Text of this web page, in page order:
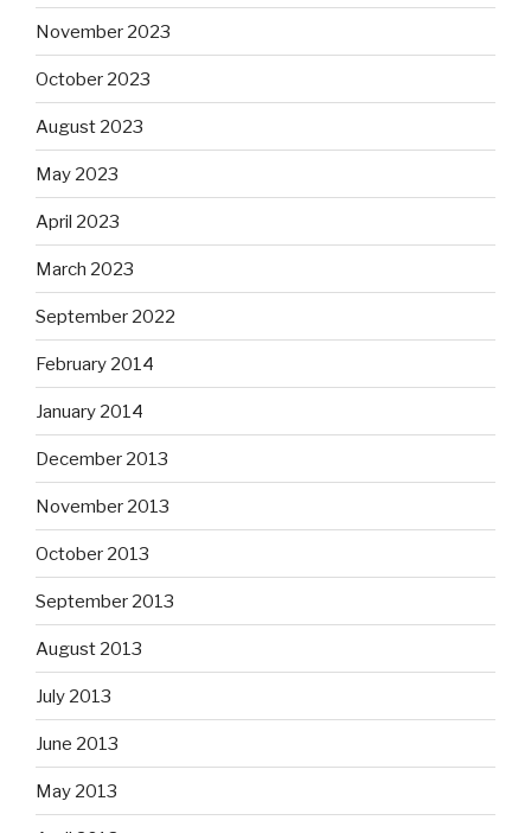
November 2023
October 2023
August 2023
May 2023
April 2023
March 2023
September 2022
February 2014
January 2014
December 2013
November 2013
October 2013
September 2013
August 2013
July 2013
June 2013
May 2013